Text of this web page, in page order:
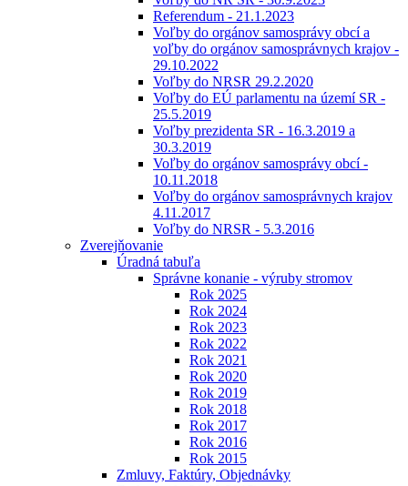
Referendum - 21.1.2023
Voľby do orgánov samosprávy obcí a
voľby do orgánov samosprávnych krajov -
29.10.2022
Voľby do NRSR 29.2.2020
Voľby do EÚ parlamentu na území SR -
25.5.2019
Voľby prezidenta SR - 16.3.2019 a
30.3.2019
Voľby do orgánov samosprávy obcí -
10.11.2018
Voľby do orgánov samosprávnych krajov
4.11.2017
Voľby do NRSR - 5.3.2016
Zverejňovanie
Úradná tabuľa
Správne konanie - výruby stromov
Rok 2025
Rok 2024
Rok 2023
Rok 2022
Rok 2021
Rok 2020
Rok 2019
Rok 2018
Rok 2017
Rok 2016
Rok 2015
Zmluvy, Faktúry, Objednávky